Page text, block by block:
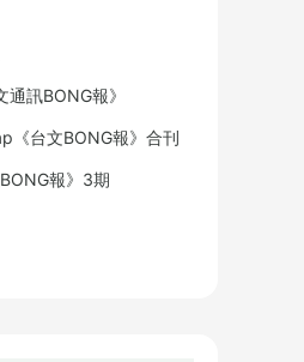
訊BONG報》
《台文BONG報》合刊
報》3期